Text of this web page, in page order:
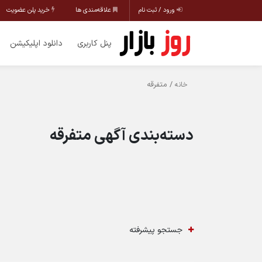
ورود / ثبت نام علاقه‌مندی ها خرید پلن عضویت
پنل کاربری دانلود اپلیکیشن
خانه / متفرقه
دسته‌بندی آگهی متفرقه
جستجو پیشرفته